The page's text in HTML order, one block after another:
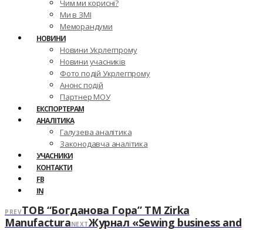
Чим ми корисні?
Ми в ЗМІ
Меморандуми
НОВИНИ
Новини Укрлегпрому
Новини учасників
Фото подій Укрлегпрому
Анонс подій
Партнер МОУ
ЕКСПОРТЕРАМ
АНАЛІТИКА
Галузева аналітика
Законодавча аналітика
УЧАСНИКИ
КОНТАКТИ
FB
IN
PREVТОВ “Богданова Гора” ТМ Zirka
ManufacturaNEXTЖурнал «Sewing business and